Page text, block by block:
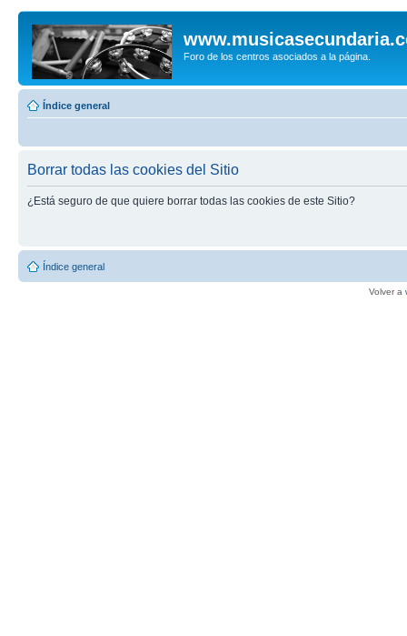
Foro de los centros asociados a la página.
Índice general
Borrar todas las cookies del Sitio
¿Está seguro de que quiere borrar todas las cookies de este Sitio?
Índice general
Volver a